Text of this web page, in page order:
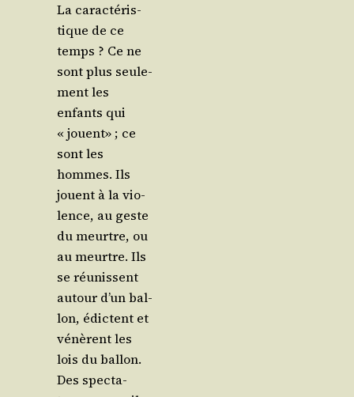
La carac­té­ris­
tique de ce
temps ? Ce ne
sont plus seule­
ment les
enfants qui
« jouent» ; ce
sont les
hommes. Ils
jouent à la vio­
lence, au geste
du meurtre, ou
au meurtre. Ils
se réunissent
autour d’un bal­
lon, édictent et
vénèrent les
lois du bal­lon.
Des spec­ta­